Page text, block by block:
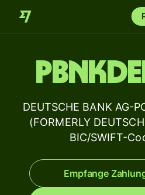
DEUTSCHE BANK AG-
(FORMERLY
BIC/SWIFT-
Empfange